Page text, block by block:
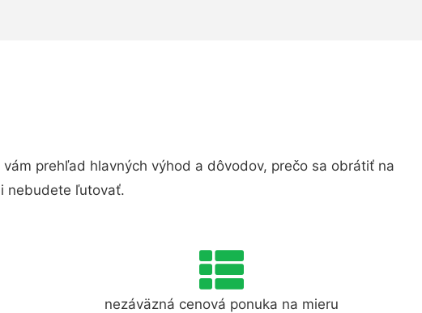
prehľad hlavných výhod a dôvodov, prečo sa obrátiť na
nebudete ľutovať.
nezáväzná cenová ponuka na mieru